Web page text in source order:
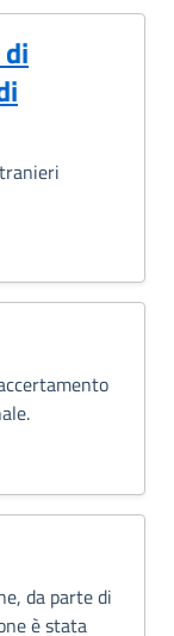
da parte di
è stata